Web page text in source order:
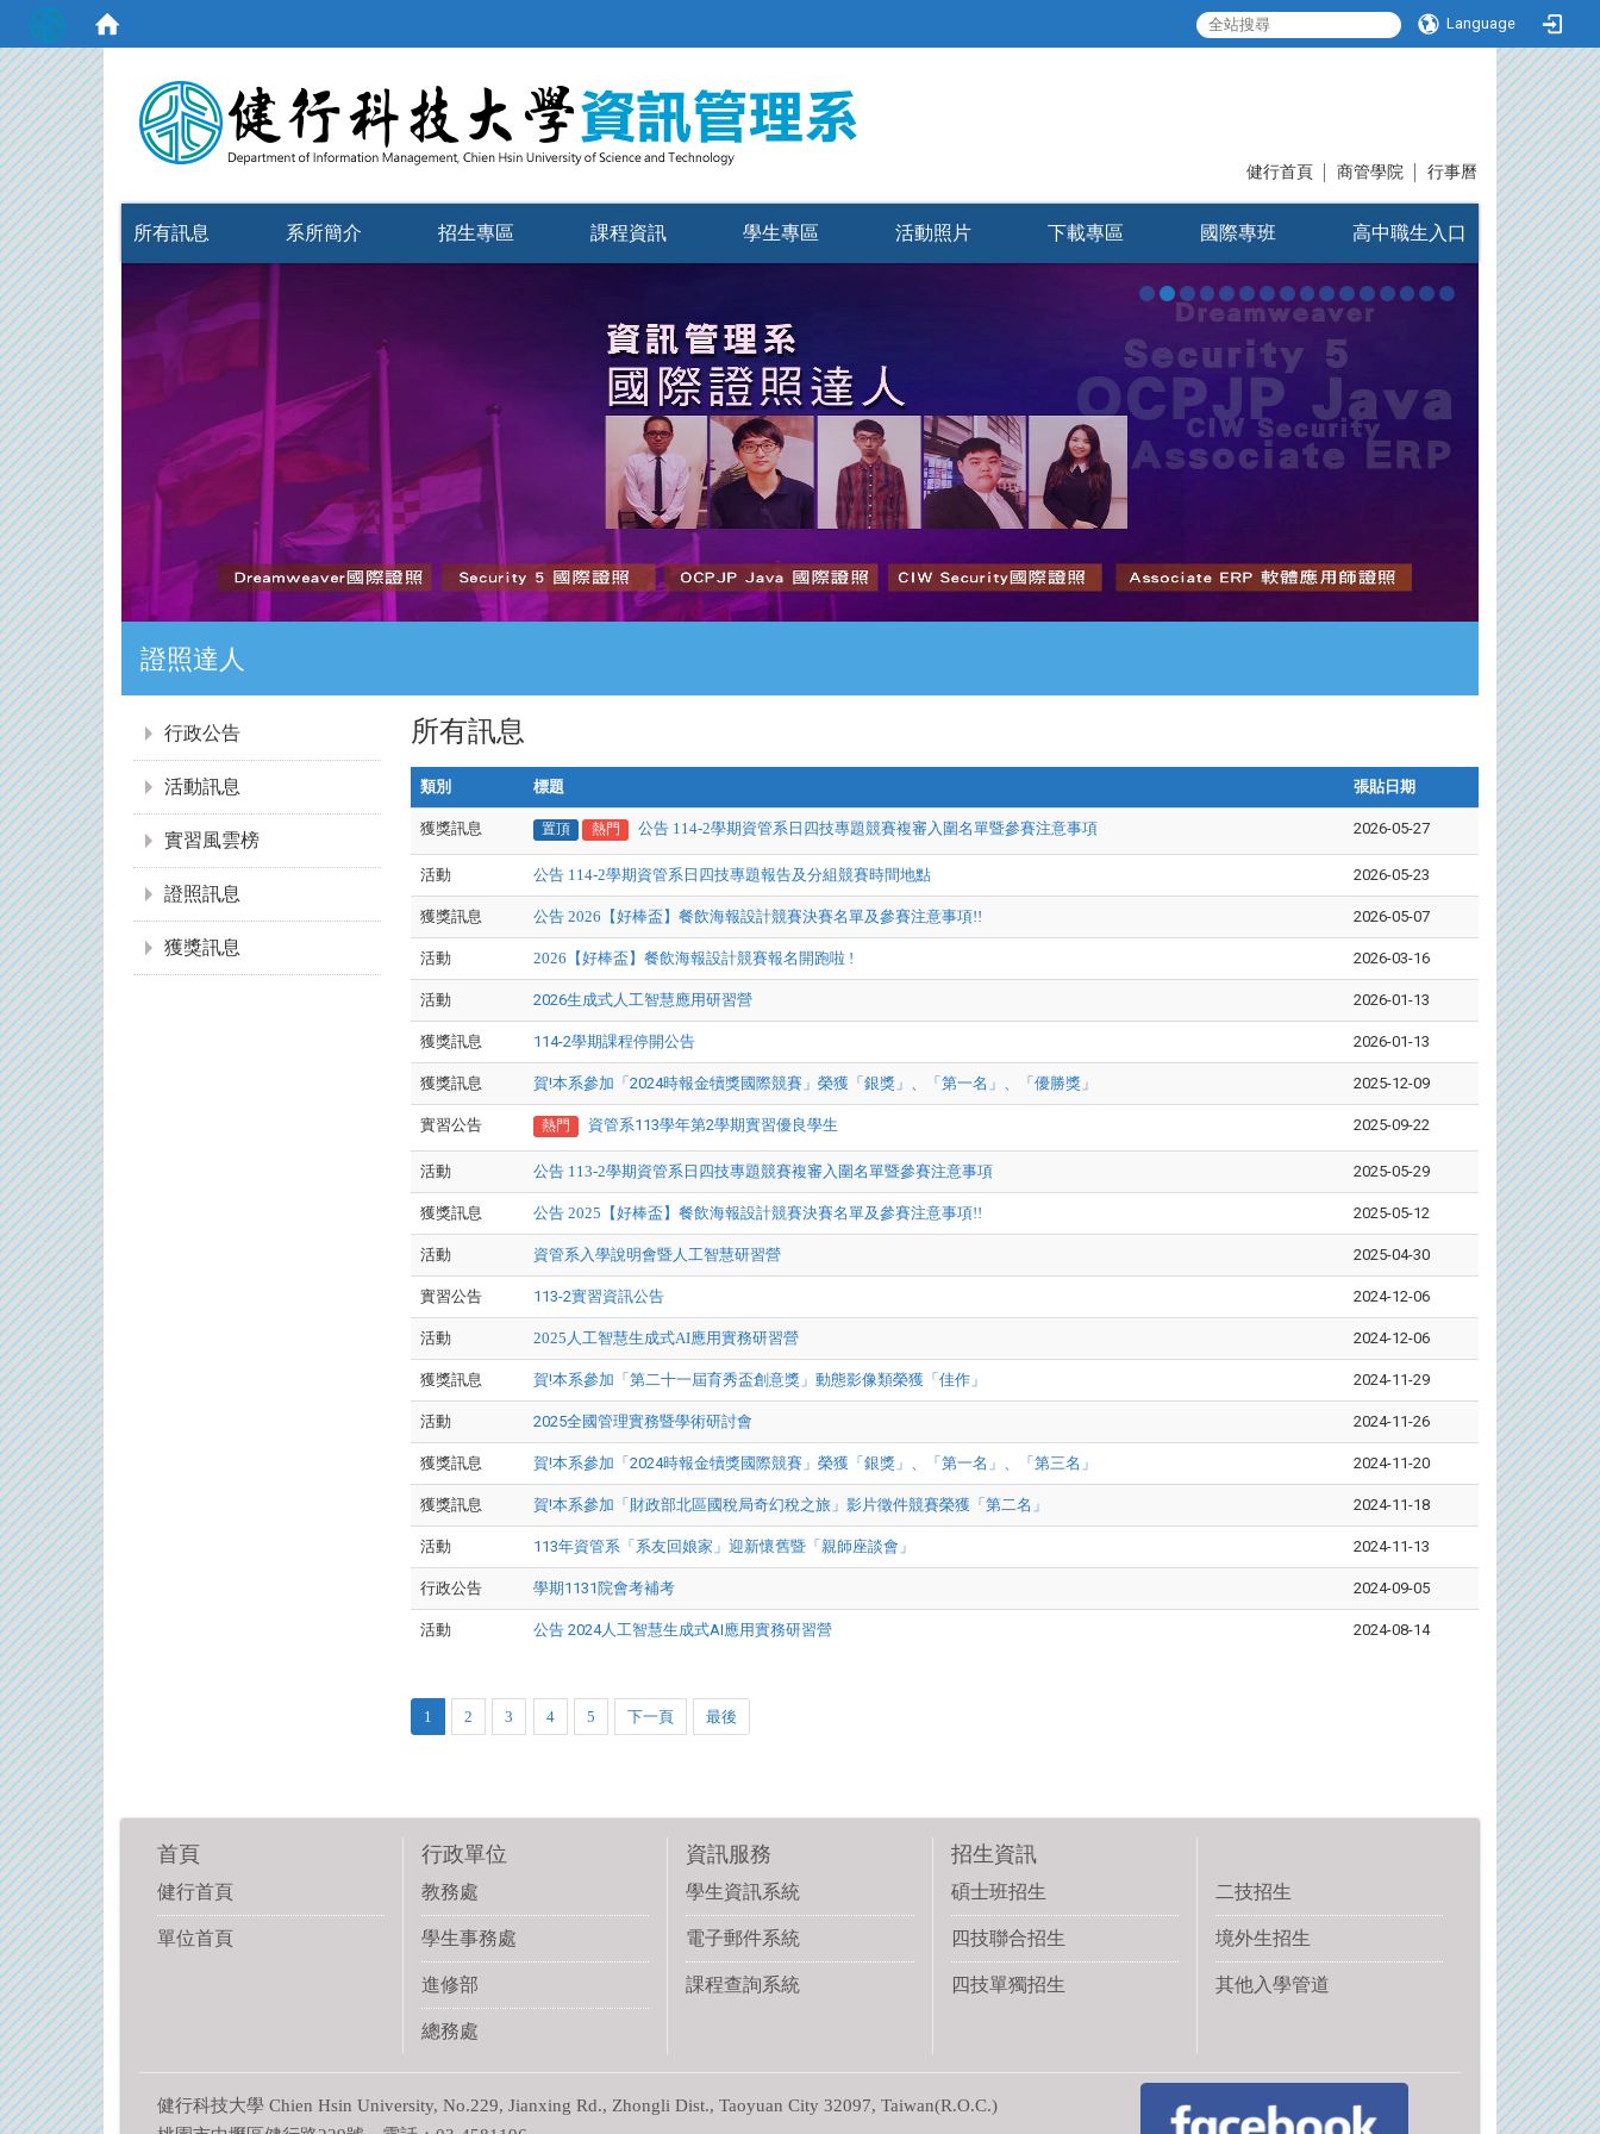
Language
健行首頁 商管學院 行事曆
所有訊息 系所簡介 招生專區 課程資訊 學生專區 活動照片 下載專區 國際專班 高中職生入口
證照達人
行政公告
活動訊息
實習風雲榜
證照訊息
獲獎訊息
所有訊息
類別 標題 張貼日期
獲獎訊息 置頂 熱門 公告 114-2學期資管系日四技專題競賽複審入圍名單暨參賽注意事項 2026-05-27
活動 公告 114-2學期資管系日四技專題報告及分組競賽時間地點 2026-05-23
獲獎訊息 公告 2026【好棒盃】餐飲海報設計競賽決賽名單及參賽注意事項!! 2026-05-07
活動 2026【好棒盃】餐飲海報設計競賽報名開跑啦 ! 2026-03-16
活動 2026生成式人工智慧應用研習營 2026-01-13
獲獎訊息 114-2學期課程停開公告 2026-01-13
獲獎訊息 賀!本系參加「2024時報金犢獎國際競賽」榮獲「銀獎」、「第一名」、「優勝獎」 2025-12-09
實習公告 熱門 資管系113學年第2學期實習優良學生 2025-09-22
活動 公告 113-2學期資管系日四技專題競賽複審入圍名單暨參賽注意事項 2025-05-29
獲獎訊息 公告 2025【好棒盃】餐飲海報設計競賽決賽名單及參賽注意事項!! 2025-05-12
活動 資管系入學說明會暨人工智慧研習營 2025-04-30
實習公告 113-2實習資訊公告 2024-12-06
活動 2025人工智慧生成式AI應用實務研習營 2024-12-06
獲獎訊息 賀!本系參加「第二十一屆育秀盃創意獎」動態影像類榮獲「佳作」 2024-11-29
活動 2025全國管理實務暨學術研討會 2024-11-26
獲獎訊息 賀!本系參加「2024時報金犢獎國際競賽」榮獲「銀獎」、「第一名」、「第三名」 2024-11-20
獲獎訊息 賀!本系參加「財政部北區國稅局奇幻稅之旅」影片徵件競賽榮獲「第二名」 2024-11-18
活動 113年資管系「系友回娘家」迎新懷舊暨「親師座談會」 2024-11-13
行政公告 學期1131院會考補考 2024-09-05
活動 公告 2024人工智慧生成式AI應用實務研習營 2024-08-14
1 2 3 4 5 下一頁 最後
首頁
健行首頁
單位首頁
行政單位
教務處
學生事務處
進修部
總務處
資訊服務
學生資訊系統
電子郵件系統
課程查詢系統
招生資訊
碩士班招生
四技聯合招生
四技單獨招生
二技招生
境外生招生
其他入學管道
健行科技大學 Chien Hsin University, No.229, Jianxing Rd., Zhongli Dist., Taoyuan City 32097, Taiwan(R.O.C.)